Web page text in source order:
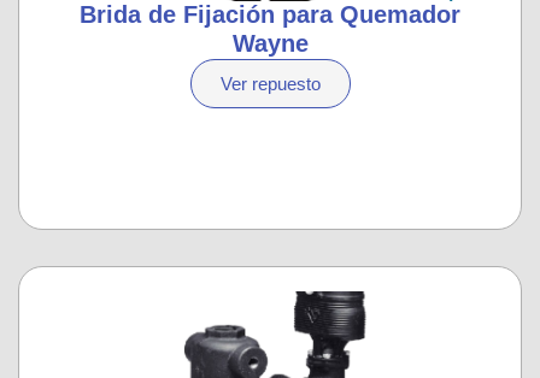
Brida de Fijación para Quemador
Wayne
Ver repuesto